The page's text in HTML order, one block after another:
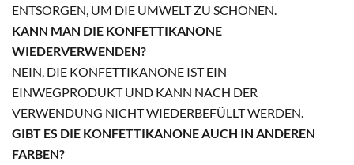
NTSORGEN, UM DIE UMWELT ZU SCHONEN.
KANN MAN DIE KONFETTIKANONE
WIEDERVERWENDEN?
NEIN, DIE KONFETTIKANONE IST EIN
EINWEGPRODUKT UND KANN NACH DER
VERWENDUNG NICHT WIEDERBEFÜLLT WERDEN.
GIBT ES DIE KONFETTIKANONE AUCH IN ANDEREN
FARBEN?